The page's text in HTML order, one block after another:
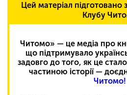
Цей матеріал підготовано
Клубу
Читомо» — це медіа про
що підтримувало
задовго до того, як це
частиною історії —
Читомо!